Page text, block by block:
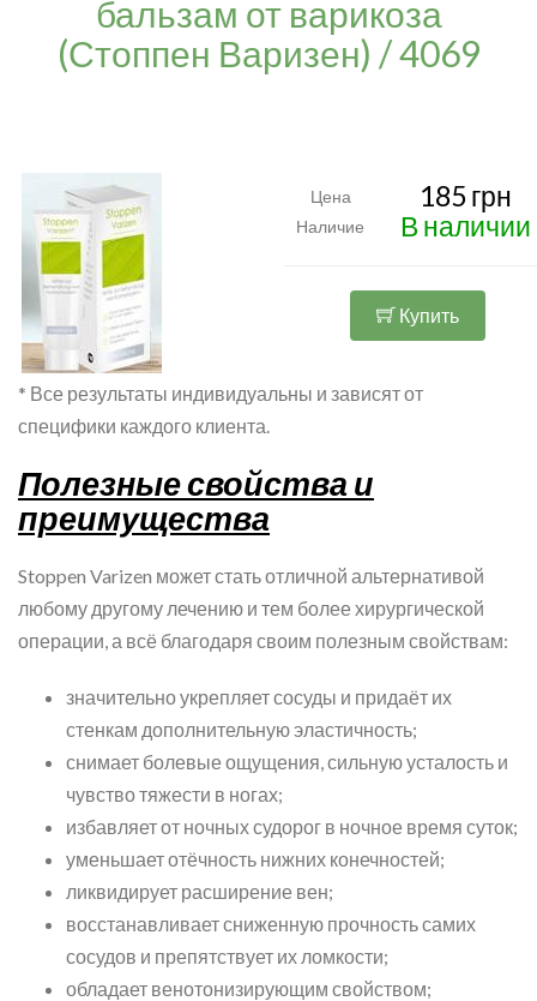
бальзам от варикоза
(Стоппен Варизен) / 4069
Цена 185 грн
Наличие В наличии
Купить
* Все результаты индивидуальны и зависят от
специфики каждого клиента.
Полезные свойства и
преимущества
Stoppen Varizen может стать отличной альтернативой
любому другому лечению и тем более хирургической
операции, а всё благодаря своим полезным свойствам:
значительно укрепляет сосуды и придаёт их
стенкам дополнительную эластичность;
снимает болевые ощущения, сильную усталость и
чувство тяжести в ногах;
избавляет от ночных судорог в ночное время суток;
уменьшает отёчность нижних конечностей;
ликвидирует расширение вен;
восстанавливает сниженную прочность самих
сосудов и препятствует их ломкости;
обладает венотонизирующим свойством;